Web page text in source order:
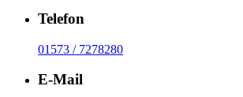
Telefon
01573 / 7278280
E-Mail